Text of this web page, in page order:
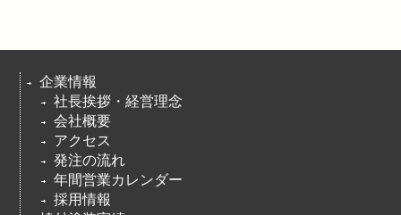
企業情報
社長挨拶・経営理念
会社概要
アクセス
発注の流れ
年間営業カレンダー
採用情報